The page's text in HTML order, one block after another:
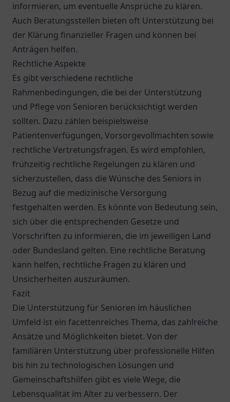
informieren, um eventuelle Ansprüche zu klären.
Auch Beratungsstellen bieten oft Unterstützung bei
der Klärung finanzieller Fragen und können bei
Anträgen helfen.
Rechtliche Aspekte
Es gibt verschiedene rechtliche
Rahmenbedingungen, die bei der Unterstützung
und Pflege von Senioren berücksichtigt werden
sollten. Dazu zählen beispielsweise
Patientenverfügungen, Vorsorgevollmachten sowie
rechtliche Vertretungsfragen. Es wird empfohlen,
frühzeitig rechtliche Regelungen zu klären und
sicherzustellen, dass die Wünsche des Seniors in
Bezug auf die medizinische Versorgung
festgehalten werden. Es könnte von Bedeutung sein,
sich über die entsprechenden Gesetze und
Vorschriften zu informieren, die im jeweiligen Land
oder Bundesland gelten. Eine rechtliche Beratung
kann helfen, rechtliche Fragen zu klären und
Unsicherheiten auszuräumen.
Fazit
Die Unterstützung für Senioren im häuslichen
Umfeld ist ein facettenreiches Thema, das zahlreiche
Ansätze und Möglichkeiten bietet. Von der
familiären Unterstützung über professionelle Hilfen
bis hin zu technologischen Lösungen und
Gemeinschaftshilfen gibt es viele Wege, die
Lebensqualität im Alter zu verbessern. Der